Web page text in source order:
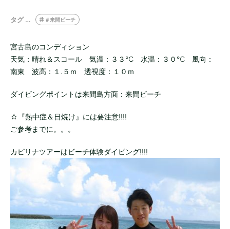
タグ … ＃来間ビーチ
宮古島のコンディション
天気：晴れ＆スコール 気温：３３℃ 水温：３０℃ 風向：
南東 波高：１.５ｍ 透視度：１０ｍ
ダイビングポイントは来間島方面：来間ビーチ
☆『熱中症＆日焼け』には要注意!!!!
ご参考までに。。。
カピリナツアーはビーチ体験ダイビング!!!!